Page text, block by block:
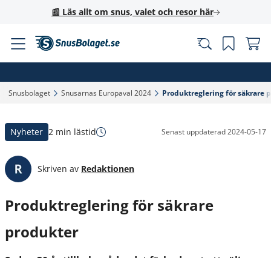
📰 Läs allt om snus, valet och resor här
Snusbolaget‎ Snusarnas Europaval 2024‎ Produktreglering för säkrare
Nyheter 2 min lästid Senast uppdaterad2024-05-17
Skriven av Redaktionen
Produktreglering för säkrare
produkter